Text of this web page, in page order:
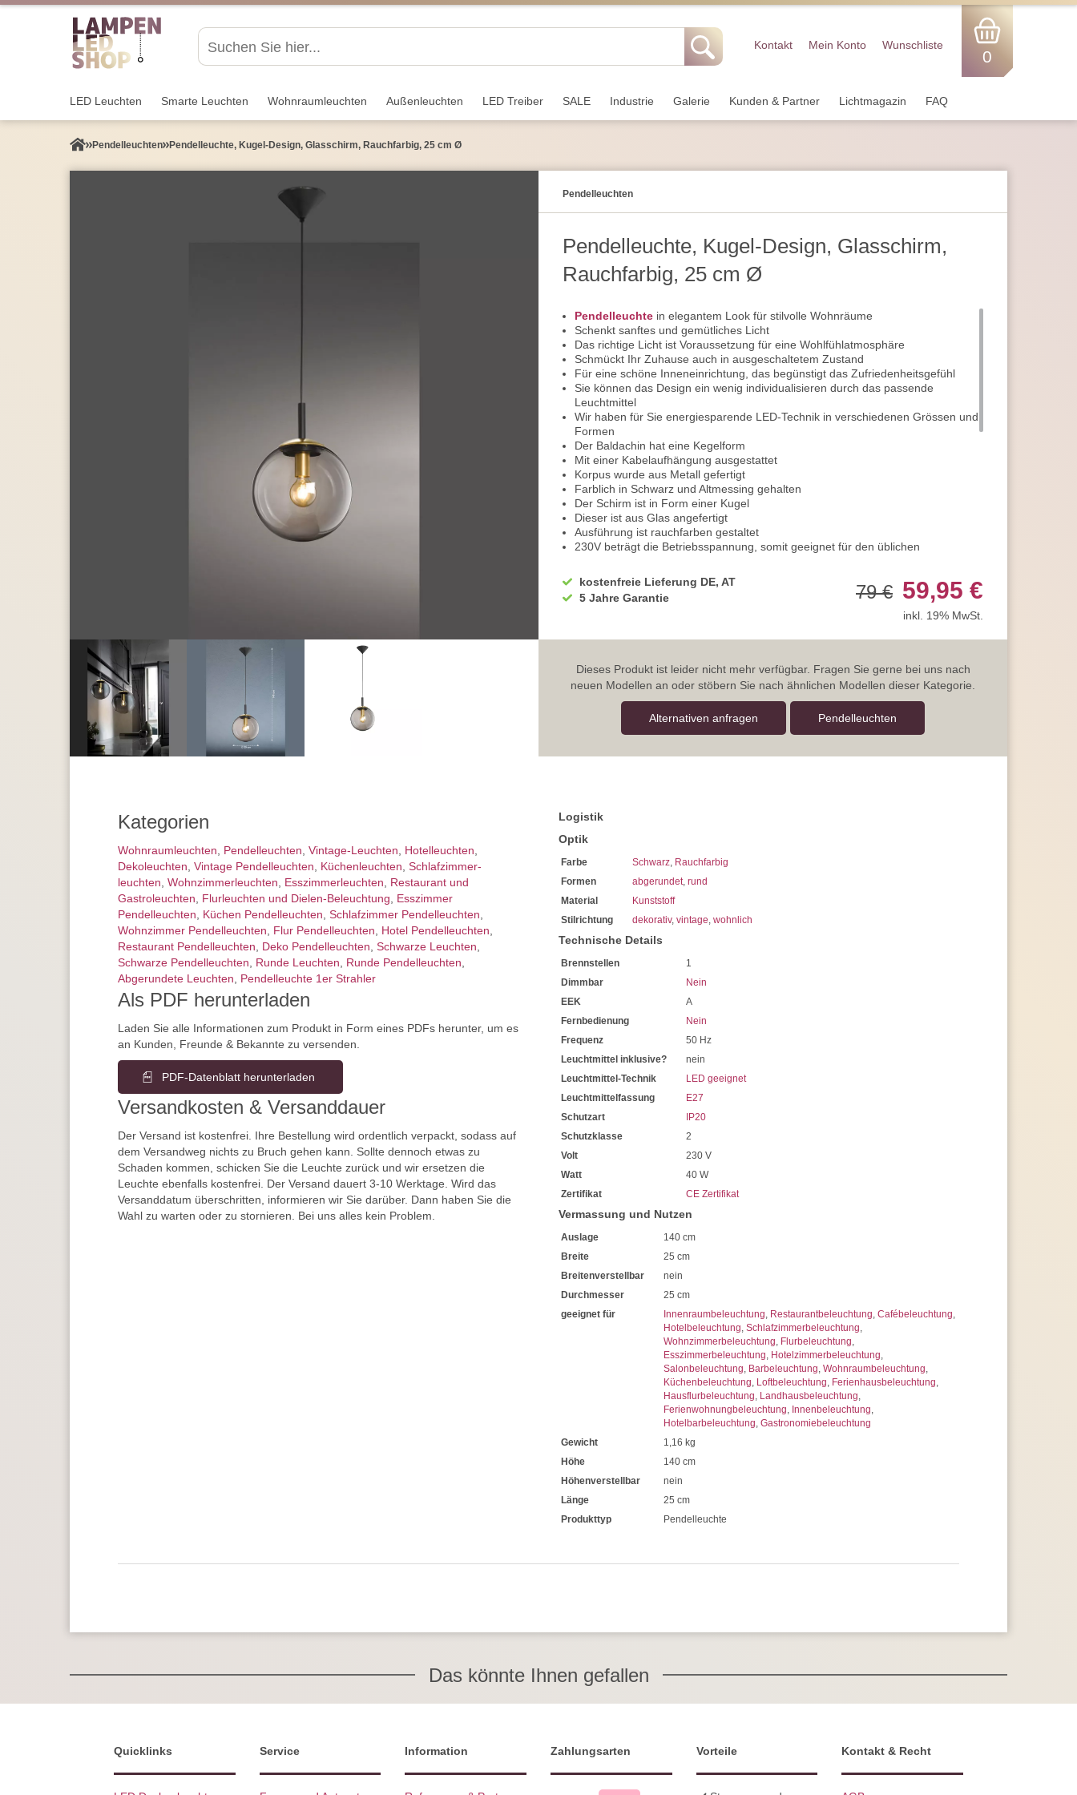
Kontakt Mein Konto Wunschliste
0
LED Leuchten Smarte Leuchten Wohnraum­leuchten Außen­leuchten LED Treiber SALE Industrie Galerie Kunden & Partner Lichtmagazin FAQ
Pendel­leuchten Pendelleuchte, Kugel-Design, Glasschirm, Rauchfarbig, 25 cm Ø
Pendel­leuchten
Pendelleuchte, Kugel-Design, Glasschirm,
Rauchfarbig, 25 cm Ø
Pendelleuchte in elegantem Look für stilvolle Wohnräume
Schenkt sanftes und gemütliches Licht
Das richtige Licht ist Voraussetzung für eine Wohlfühlatmosphäre
Schmückt Ihr Zuhause auch in ausgeschaltetem Zustand
Für eine schöne Inneneinrichtung, das begünstigt das Zufriedenheitsgefühl
Sie können das Design ein wenig individualisieren durch das passende
Leuchtmittel
Wir haben für Sie energiesparende LED-Technik in verschiedenen Grössen und
Formen
Der Baldachin hat eine Kegelform
Mit einer Kabelaufhängung ausgestattet
Korpus wurde aus Metall gefertigt
Farblich in Schwarz und Altmessing gehalten
Der Schirm ist in Form einer Kugel
Dieser ist aus Glas angefertigt
Ausführung ist rauchfarben gestaltet
230V beträgt die Betriebsspannung, somit geeignet für den üblichen
Die Schlafzimmer Hängeleuchte ist mit der Schutzklasse 2 gekennzeichnet
Geeignet für den Gebrauch in Innenräumen durch die IP20 Klassifikation
Der Abstrahlwinkel beträgt 119° und hat einen schönen Lichtkegel
Sie benötigen 1 x Leuchtmittel, bitte gleich mitbestellen
Unsere Empfehlung ist der Einsatz von LED-Technik
Sparen Sie täglich hohe Stromkosten ein
LED Leuchtmittelerreichen Sie Energieeffizienzklasse A
Einfache Deckenmontage
kostenfreie Lieferung DE, AT
5 Jahre Garantie
79 € 59,95 €
inkl. 19% MwSt.
Dieses Produkt ist leider nicht mehr verfügbar. Fragen Sie gerne bei uns nach
neuen Modellen an oder stöbern Sie nach ähnlichen Modellen dieser Kategorie.
Alternativen anfragen Pendel­leuchten
Kategorien
Wohnraum­leuchten, Pendel­leuchten, Vintage-Leuchten, Hotelleuchten,
Dekoleuchten, Vintage Pendelleuchten, Küchenleuchten, Schlafzimmer­
leuchten, Wohnzimmer­leuchten, Esszimmer­­leuchten, Restaurant und
Gastroleuchten, Flurleuchten und Dielen-Beleuchtung, Esszimmer
Pendelleuchten, Küchen Pendelleuchten, Schlafzimmer Pendelleuchten,
Wohnzimmer Pendelleuchten, Flur Pendelleuchten, Hotel Pendelleuchten,
Restaurant Pendelleuchten, Deko Pendelleuchten, Schwarze Leuchten,
Schwarze Pendelleuchten, Runde Leuchten, Runde Pendelleuchten,
Abgerundete Leuchten, Pendelleuchte 1er Strahler
Als PDF herunterladen
Laden Sie alle Informationen zum Produkt in Form eines PDFs herunter, um es
an Kunden, Freunde & Bekannte zu versenden.
PDF-Datenblatt herunterladen
Versandkosten & Versanddauer
Der Versand ist kostenfrei. Ihre Bestellung wird ordentlich verpackt, sodass auf
dem Versandweg nichts zu Bruch gehen kann. Sollte dennoch etwas zu
Schaden kommen, schicken Sie die Leuchte zurück und wir ersetzen die
Leuchte ebenfalls kostenfrei. Der Versand dauert 3-10 Werktage. Wird das
Versanddatum überschritten, informieren wir Sie darüber. Dann haben Sie die
Wahl zu warten oder zu stornieren. Bei uns alles kein Problem.
Logistik
Optik
Farbe Schwarz, Rauchfarbig
Formen
abgerundet, rund
Material
Kunststoff
Stilrichtung
dekorativ, vintage, wohnlich
Technische Details
Brennstellen
1
Dimmbar
Nein
EEK
A
Fernbedienung
Nein
Frequenz
50 Hz
Leuchtmittel inklusive?
nein
Leuchtmittel-Technik
LED geeignet
Leuchtmittelfassung
E27
Schutzart
IP20
Schutzklasse
2
Volt
230 V
Watt
40 W
Zertifikat
CE Zertifikat
Vermassung und Nutzen
Auslage
140 cm
Breite
25 cm
Breitenverstellbar
nein
Durchmesser
25 cm
geeignet für
Innenraumbeleuchtung, Restaurantbeleuchtung, Cafébeleuchtung,
Hotelbeleuchtung, Schlafzimmerbeleuchtung,
Wohnzimmerbeleuchtung, Flurbeleuchtung,
Esszimmerbeleuchtung, Hotelzimmerbeleuchtung,
Salonbeleuchtung, Barbeleuchtung, Wohnraumbeleuchtung,
Küchenbeleuchtung, Loftbeleuchtung, Ferienhausbeleuchtung,
Hausflurbeleuchtung, Landhausbeleuchtung,
Ferienwohnungbeleuchtung, Innenbeleuchtung,
Hotelbarbeleuchtung, Gastronomiebeleuchtung
Gewicht
1,16 kg
Höhe
140 cm
Höhenverstellbar
nein
Länge
25 cm
Produkttyp
Pendelleuchte
Das könnte Ihnen gefallen
Quicklinks Service Information Zahlungsarten Vorteile Kontakt & Recht